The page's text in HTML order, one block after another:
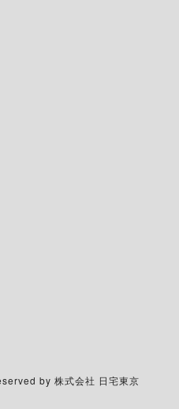
by 株式会社 日宅東京